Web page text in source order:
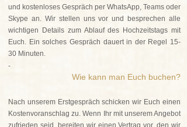
und kostenloses Gespräch per WhatsApp, Teams oder
Skype an. Wir stellen uns vor und besprechen alle
wichtigen Details zum Ablauf des Hochzeitstags mit
Euch. Ein solches Gespräch dauert in der Regel 15-
30 Minuten.
-
Wie kann man Euch buchen?
Nach unserem Erstgespräch schicken wir Euch einen
Kostenvoranschlag zu. Wenn Ihr mit unserem Angebot
zufrieden seid, bereiten wir einen Vertrag vor, den wir